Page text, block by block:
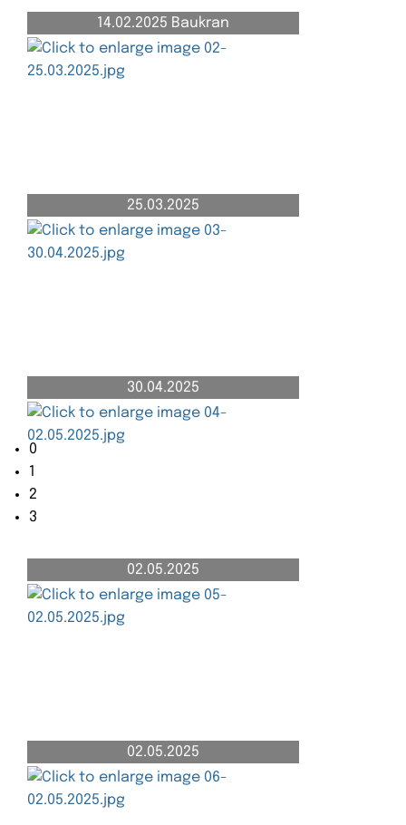
14.02.2025 Baukran
25.03.2025
30.04.2025
02.05.2025
02.05.2025